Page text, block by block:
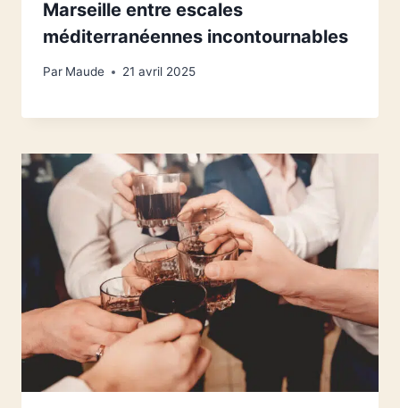
Marseille entre escales
méditerranéennes incontournables
Par Maude 21 avril 2025